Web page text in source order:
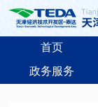
首页
政务服务